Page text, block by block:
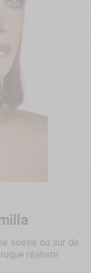
1234
soirée ou sur de
réaliste